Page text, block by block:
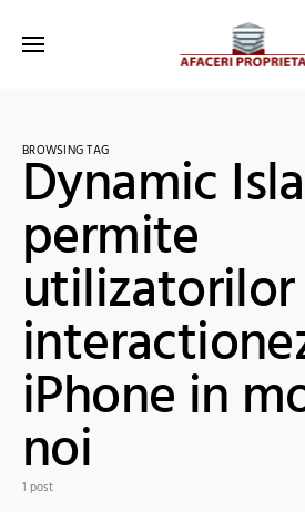
BROWSING TAG
Dynamic
permite
utilizatorilor
iPhone in
noi
1 post